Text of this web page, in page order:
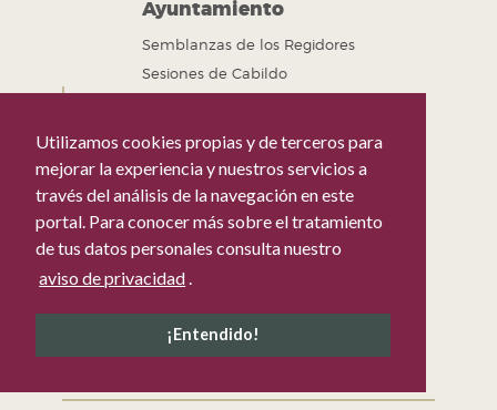
Utilizamos cookies propias y de terceros para
mejorar la experiencia y nuestros servicios a
través del análisis de la navegación en este
portal. Para conocer más sobre el tratamiento
de tus datos personales consulta nuestro
aviso de privacidad.
¡Entendido!
Ayuntamiento
Semblanzas de los Regidores
Sesiones de Cabildo
Portal Oficial del H. Ayuntamiento de Puebla
Datos Abiertos del H. Ayuntamiento de
Puebla
Puebla
Mejora Regulatoria del H. Ayuntamiento de
Puebla